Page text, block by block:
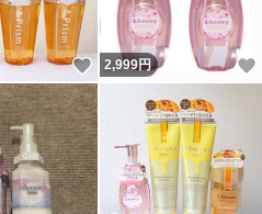
いいね！
2,999円